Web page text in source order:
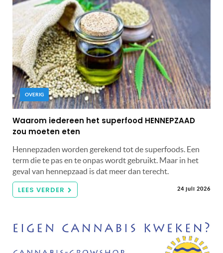
OVERIG
Waarom iedereen het superfood HENNEPZAAD
zou moeten eten
Hennepzaden worden gerekend tot de superfoods. Een
term die te pas en te onpas wordt gebruikt. Maar in het
geval van hennepzaad is dat meer dan terecht.
LEES VERDER 24 juli 2026